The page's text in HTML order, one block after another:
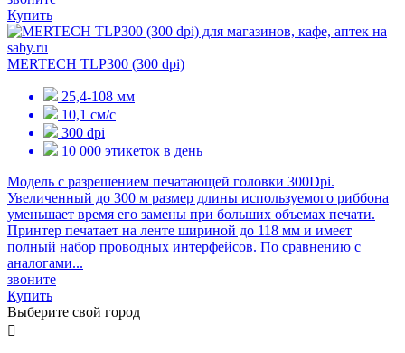
Купить
MERTECH TLP300 (300 dpi)
25,4-108 мм
10,1 см/с
300 dpi
10 000 этикеток в день
Модель с разрешением печатающей головки 300Dpi.
Увеличенный до 300 м размер длины используемого риббона
уменьшает время его замены при больших объемах печати.
Принтер печатает на ленте шириной до 118 мм и имеет
полный набор проводных интерфейсов. По сравнению с
аналогами...
звоните
Купить
Выберите свой город
